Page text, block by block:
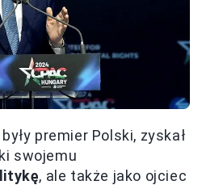
premier Polski, zyskał
swojemu
, ale także jako ojciec